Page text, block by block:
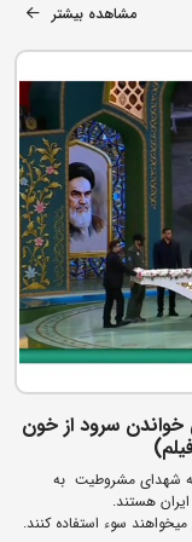
مشاهده بیشتر
سرود از خون
شهدای مشروطیت به
هستند.
سوء استفاده کنند.